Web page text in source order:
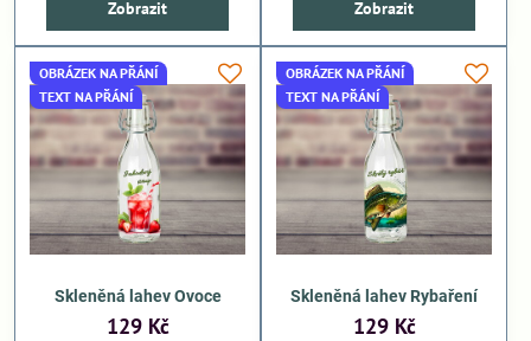
Zobrazit Zobrazit
OBRÁZEK NA PŘÁNÍ
TEXT NA PŘÁNÍ
Skleněná lahev Ovoce
129 Kč
OBRÁZEK NA PŘÁNÍ
TEXT NA PŘÁNÍ
Skleněná lahev Rybaření
129 Kč